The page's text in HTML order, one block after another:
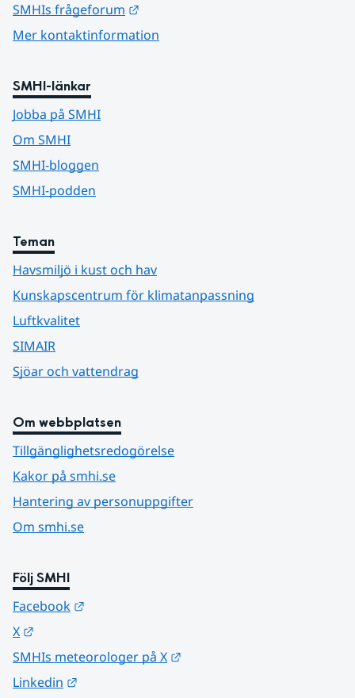
SMHIs frågeforum
Mer kontaktinformation
SMHI-länkar
Jobba på SMHI
Om SMHI
SMHI-bloggen
SMHI-podden
Teman
Havsmiljö i kust och hav
Kunskapscentrum för klimatanpassning
Luftkvalitet
SIMAIR
Sjöar och vattendrag
Om webbplatsen
Tillgänglighetsredogörelse
Kakor på smhi.se
Hantering av personuppgifter
Om smhi.se
Följ SMHI
Facebook
X
SMHIs meteorologer på X
Linkedin